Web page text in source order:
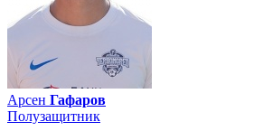
Арсен Гафаров
Полузащитник